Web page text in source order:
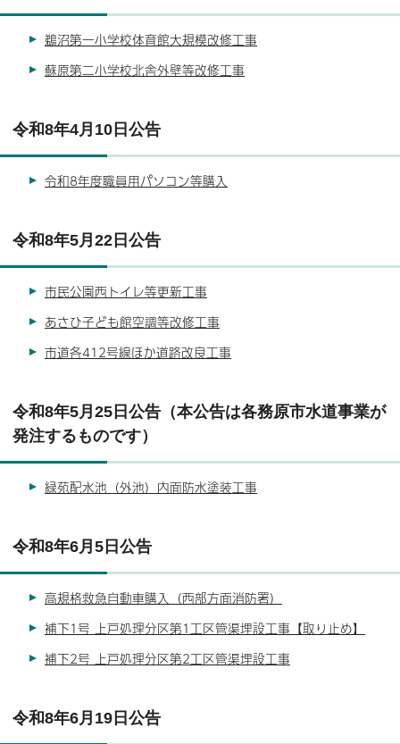
鵜沼第一小学校体育館大規模改修工事
蘇原第二小学校北舎外壁等改修工事
令和8年4月10日公告
令和8年度職員用パソコン等購入
令和8年5月22日公告
市民公園西トイレ等更新工事
あさひ子ども館空調等改修工事
市道各412号線ほか道路改良工事
令和8年5月25日公告（本公告は各務原市水道事業が
発注するものです）
緑苑配水池（外池）内面防水塗装工事
令和8年6月5日公告
高規格救急自動車購入（西部方面消防署）
補下1号 上戸処理分区第1工区管渠埋設工事【取り止め】
補下2号 上戸処理分区第2工区管渠埋設工事
令和8年6月19日公告